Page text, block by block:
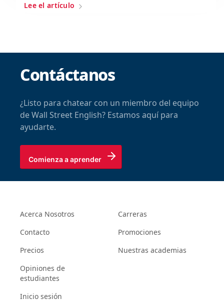
Lee el artículo
Contáctanos
¿Listo para chatear con un miembro del equipo
de Wall Street English? Estamos aquí para
ayudarte.
Comienza a aprender
Acerca Nosotros
Contacto
Precios
Opiniones de
estudiantes
Inicio sesión
Carreras
Promociones
Nuestras academias